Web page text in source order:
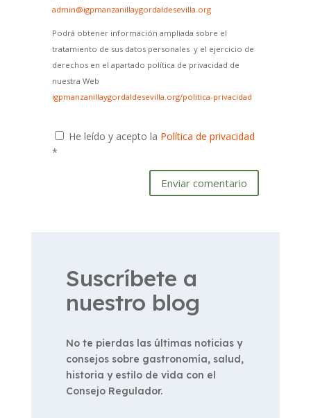
admin@igpmanzanillaygordaldesevilla.org
Podrá obtener información ampliada sobre el
tratamiento de sus datos personales y el ejercicio de
derechos en el apartado política de privacidad de
nuestra Web
igpmanzanillaygordaldesevilla.org/politica-privacidad
He leído y acepto la Política de privacidad
*
Enviar comentario
Suscríbete a
nuestro blog
No te pierdas las últimas noticias y
consejos sobre gastronomía, salud,
historia y estilo de vida con el
Consejo Regulador.